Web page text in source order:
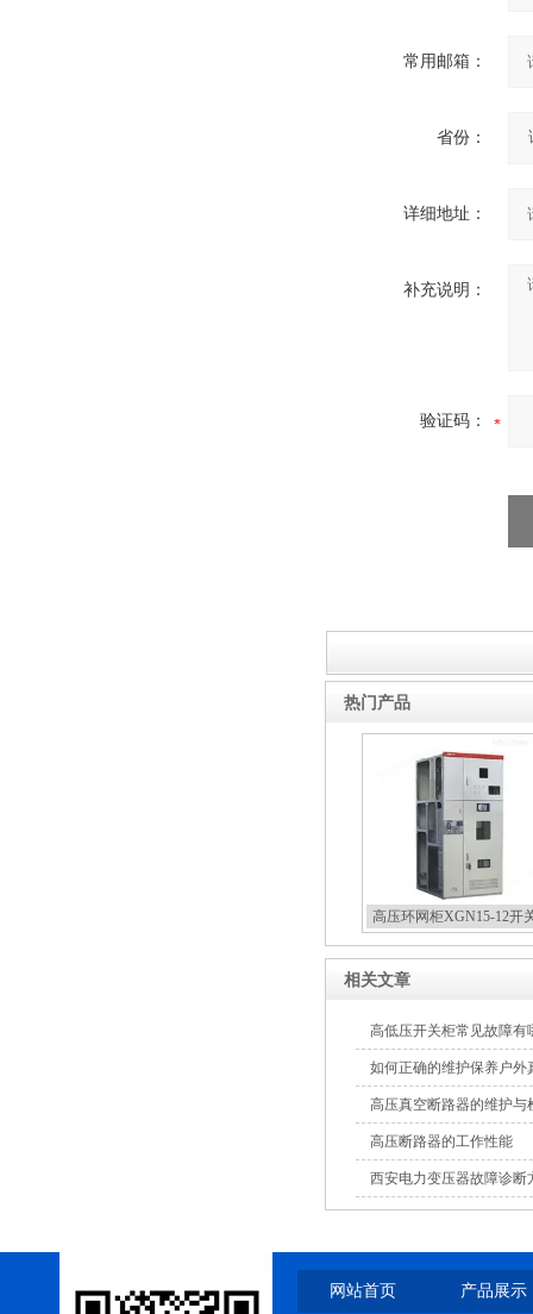
常用邮箱：
省份：
详细地址：
补充说明：
验证码：
热门产品
高压环网柜XGN15-12开
相关文章
高低压开关柜常见故障
如何正确的维护保养户外
高压真空断路器的维护与
高压断路器的工作性能
西安电力变压器故障诊断
网站首页 产品展示